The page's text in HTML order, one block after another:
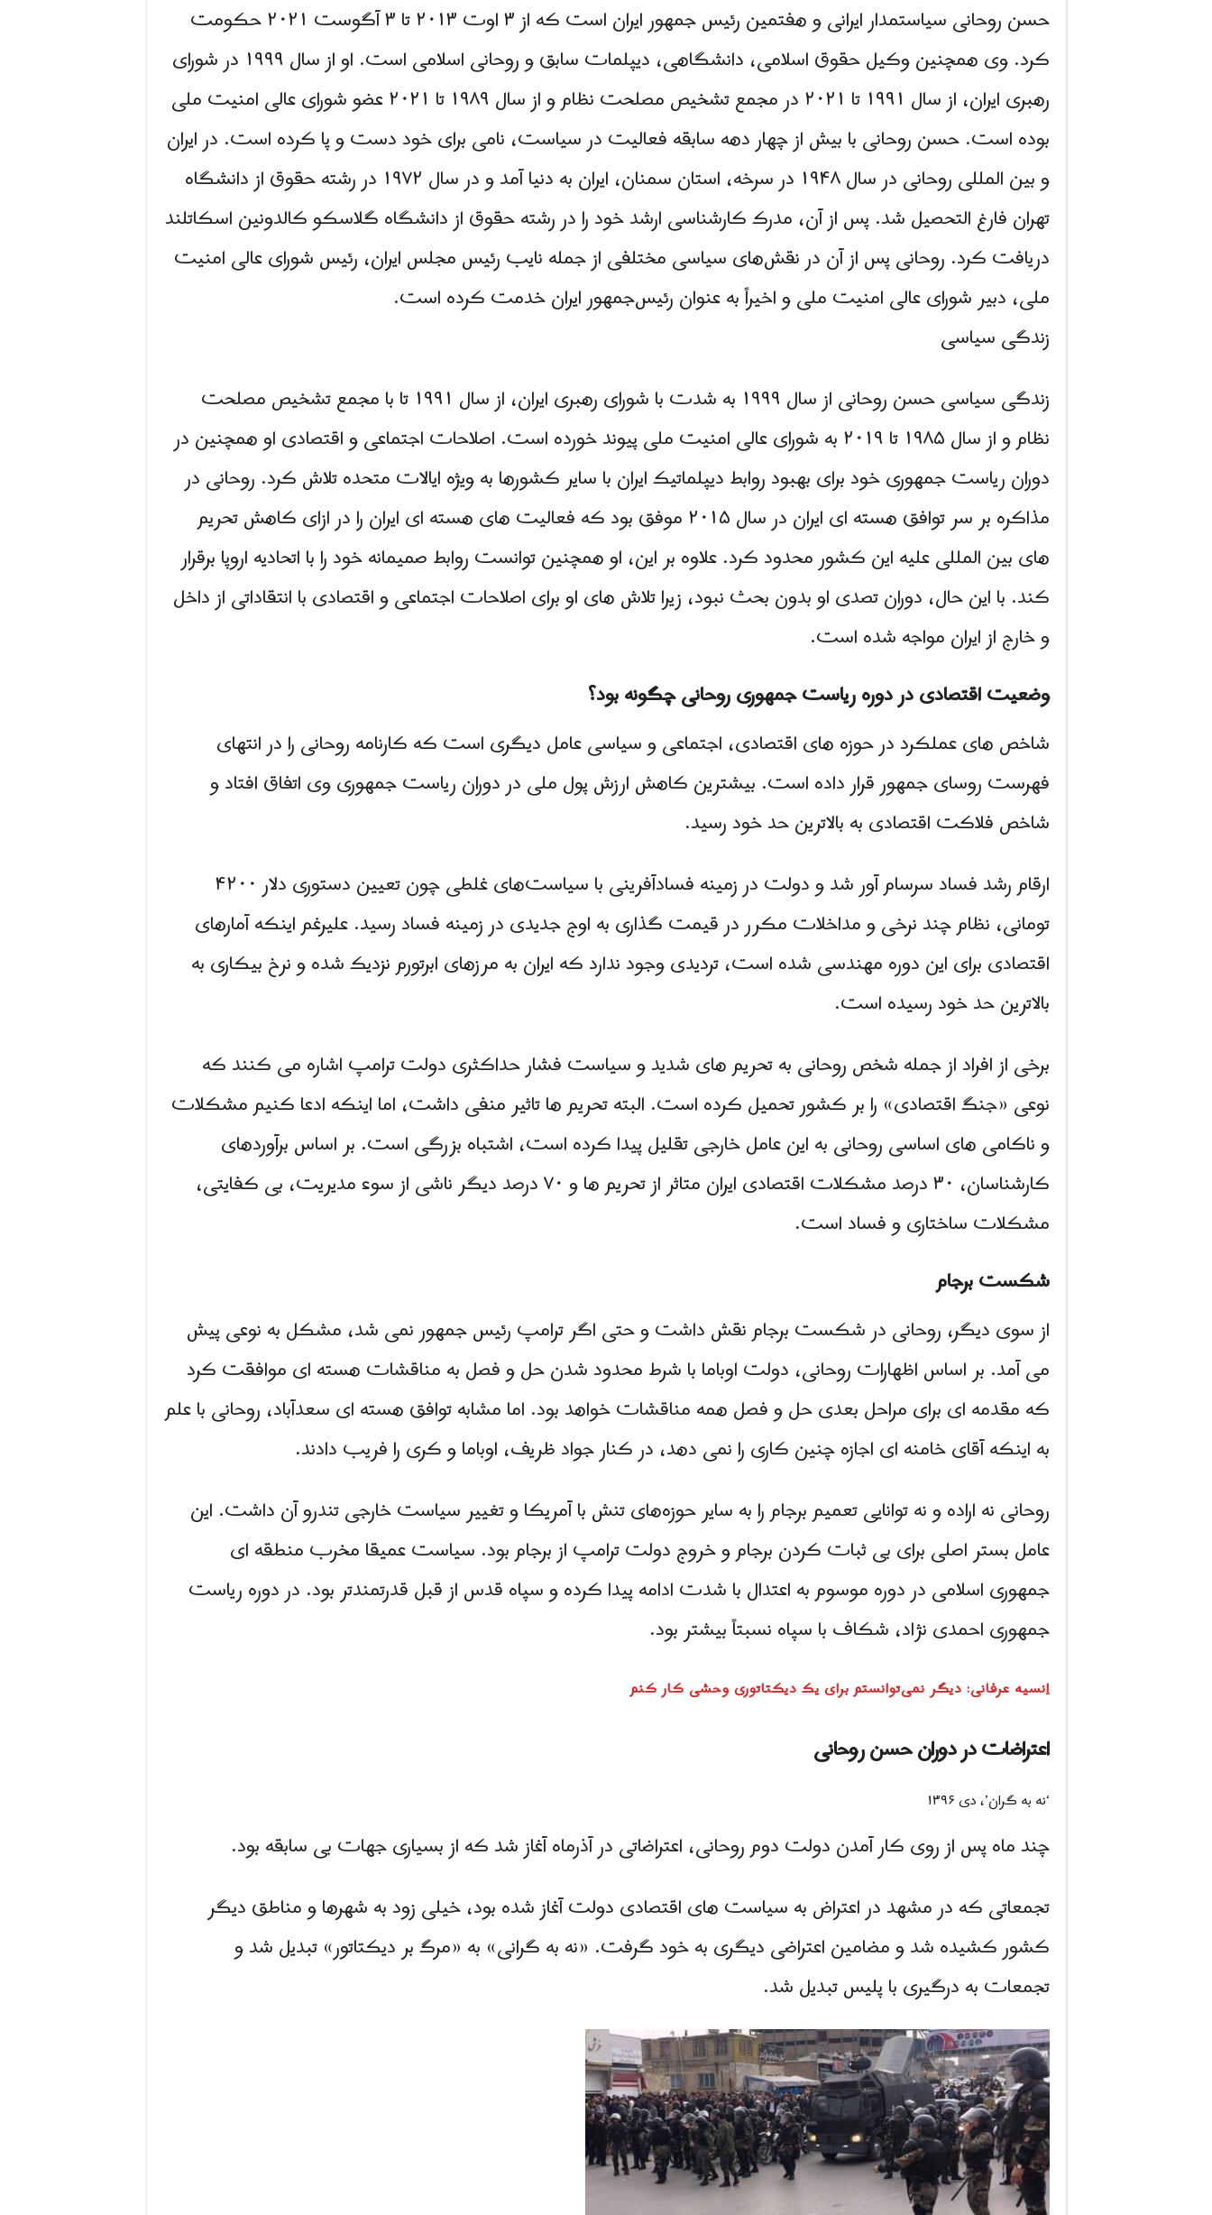
حسن روحانی سیاستمدار ایرانی و هفتمین رئیس جمهور ایران است که از ۳ اوت ۲۰۱۳ تا ۳ آگوست ۲۰۲۱ حکومت
كرد. وی همچنین وکیل حقوق اسلامی، دانشگاهی، دیپلمات سابق و روحانی اسلامی است. او از سال ۱۹۹۹ در شورای
رهبری ایران، از سال ۱۹۹۱ تا ۲۰۲۱ در مجمع تشخیص مصلحت نظام و از سال ۱۹۸۹ تا ۲۰۲۱ عضو شورای عالی امنیت ملی
بوده است. حسن روحانی با بیش از چهار دهه سابقه فعالیت در سیاست، نامی برای خود دست و پا کرده است. در ایران
و بین المللی روحانی در سال ۱۹۴۸ در سرخه، استان سمنان، ایران به دنیا آمد و در سال ۱۹۷۲ در رشته حقوق از دانشگاه
تهران فارغ التحصیل شد. پس از آن، مدرک کارشناسی ارشد خود را در رشته حقوق از دانشگاه گلاسکو کالدونین اسکاتلند
دریافت کرد. روحانی پس از آن در نقش‌های سیاسی مختلفی از جمله نایب رئیس مجلس ایران، رئیس شورای عالی امنیت
ملی، دبیر شورای عالی امنیت ملی و اخیراً به عنوان رئیس‌جمهور ایران خدمت کرده است.
زندگی سیاسی
زندگی سیاسی حسن روحانی از سال ۱۹۹۹ به شدت با شورای رهبری ایران، از سال ۱۹۹۱ تا با مجمع تشخیص مصلحت
نظام و از سال ۱۹۸۵ تا ۲۰۱۹ به شورای عالی امنیت ملی پیوند خورده است. اصلاحات اجتماعی و اقتصادی او همچنین در
دوران ریاست جمهوری خود برای بهبود روابط دیپلماتیک ایران با سایر کشورها به ویژه ایالات متحده تلاش کرد. روحانی در
مذاکره بر سر توافق هسته ای ایران در سال ۲۰۱۵ موفق بود که فعالیت های هسته ای ایران را در ازای کاهش تحریم
های بین المللی علیه این کشور محدود کرد. علاوه بر این، او همچنین توانست روابط صمیمانه خود را با اتحادیه اروپا برقرار
کند. با این حال، دوران تصدی او بدون بحث نبود، زیرا تلاش های او برای اصلاحات اجتماعی و اقتصادی با انتقاداتی از داخل
و خارج از ایران مواجه شده است.
وضعیت اقتصادی در دوره ریاست جمهوری روحانی چگونه بود؟
شاخص های عملکرد در حوزه های اقتصادی، اجتماعی و سیاسی عامل دیگری است که کارنامه روحانی را در انتهای
فهرست روسای جمهور قرار داده است. بیشترین کاهش ارزش پول ملی در دوران ریاست جمهوری وی اتفاق افتاد و
شاخص فلاکت اقتصادی به بالاترین حد خود رسید.
ارقام رشد فساد سرسام آور شد و دولت در زمینه فسادآفرینی با سیاست‌های غلطی چون تعیین دستوری دلار ۴۲۰۰
تومانی، نظام چند نرخی و مداخلات مکرر در قیمت گذاری به اوج جدیدی در زمینه فساد رسید. علیرغم اینکه آمارهای
اقتصادی برای این دوره مهندسی شده است، تردیدی وجود ندارد که ایران به مرزهای ابرتورم نزدیک شده و نرخ بیکاری به
بالاترین حد خود رسیده است.
برخی از افراد از جمله شخص روحانی به تحریم های شدید و سیاست فشار حداکثری دولت ترامپ اشاره می کنند که
نوعی «جنگ اقتصادی» را بر کشور تحمیل کرده است. البته تحریم ها تاثیر منفی داشت، اما اینکه ادعا کنیم مشکلات
و ناکامی های اساسی روحانی به این عامل خارجی تقلیل پیدا کرده است، اشتباه بزرگی است. بر اساس برآوردهای
کارشناسان، ۳۰ درصد مشکلات اقتصادی ایران متاثر از تحریم ها و ۷۰ درصد دیگر ناشی از سوء مدیریت، بی کفایتی،
مشکلات ساختاری و فساد است.
شکست برجام
از سوی دیگر، روحانی در شکست برجام نقش داشت و حتی اگر ترامپ رئیس جمهور نمی شد، مشکل به نوعی پیش
می آمد. بر اساس اظهارات روحانی، دولت اوباما با شرط محدود شدن حل و فصل به مناقشات هسته ای موافقت کرد
که مقدمه ای برای مراحل بعدی حل و فصل همه مناقشات خواهد بود. اما مشابه توافق هسته ای سعدآباد، روحانی با علم
به اینکه آقای خامنه ای اجازه چنین کاری را نمی دهد، در کنار جواد ظریف، اوباما و کری را فریب دادند.
روحانی نه اراده و نه توانایی تعمیم برجام را به سایر حوزه‌های تنش با آمریکا و تغییر سیاست خارجی تندرو آن داشت. این
عامل بستر اصلی برای بی ثبات کردن برجام و خروج دولت ترامپ از برجام بود. سیاست عمیقا مخرب منطقه ای
جمهوری اسلامی در دوره موسوم به اعتدال با شدت ادامه پیدا کرده و سپاه قدس از قبل قدرتمندتر بود. در دوره ریاست
جمهوری احمدی نژاد، شکاف با سپاه نسبتاً بیشتر بود.
اِنسیه عرفانی: دیگر نمی‌توانستم برای یک دیکتاتوری وحشی کار کنم
اعتراضات در دوران حسن روحانی
‘نه به گران’، دی ۱۳۹۶
چند ماه پس از روی کار آمدن دولت دوم روحانی، اعتراضاتی در آذرماه آغاز شد که از بسیاری جهات بی سابقه بود.
تجمعاتی که در مشهد در اعتراض به سیاست های اقتصادی دولت آغاز شده بود، خیلی زود به شهرها و مناطق دیگر
کشور کشیده شد و مضامین اعتراضی دیگری به خود گرفت. «نه به گرانی» به «مرگ بر دیکتاتور» تبدیل شد و
تجمعات به درگیری با پلیس تبدیل شد.